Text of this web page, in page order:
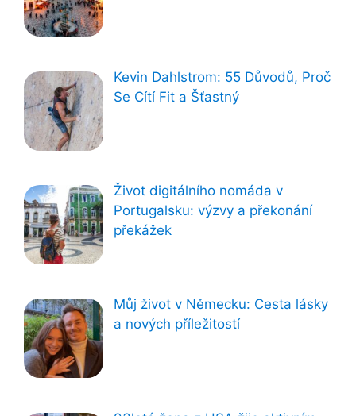
Kevin Dahlstrom: 55 Důvodů, Proč
Se Cítí Fit a Šťastný
Život digitálního nomáda v
Portugalsku: výzvy a překonání
překážek
Můj život v Německu: Cesta lásky
a nových příležitostí